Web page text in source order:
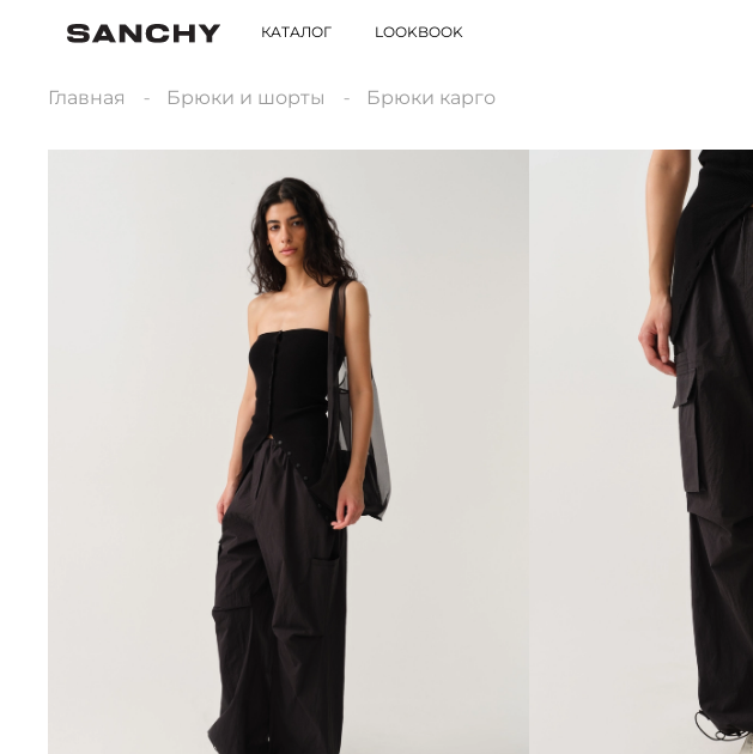
КАТАЛОГ LOOKBOOK
Главная Брюки и шорты Брюки карго